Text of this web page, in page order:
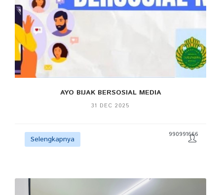
AYO BIJAK BERSOSIAL MEDIA
31 DEC 2025
Selengkapnya 990991666